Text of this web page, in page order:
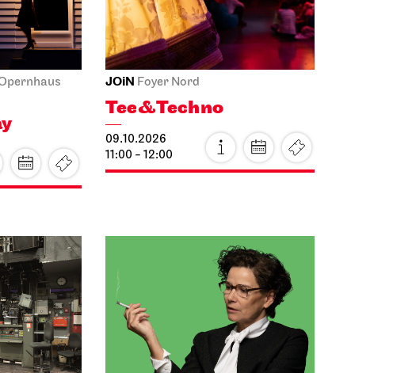
JOiN Foyer Nord
Tee&Techno
09.10.2026
11:00 - 12:00